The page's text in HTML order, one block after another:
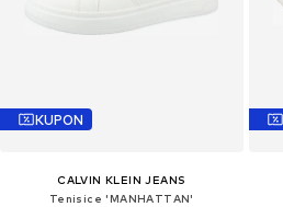
KUPON
CALVIN KLEIN JEANS
Tenisice 'MANHATTAN'